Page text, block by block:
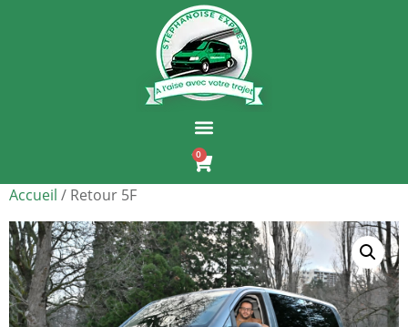
0
Accueil / Retour 5F